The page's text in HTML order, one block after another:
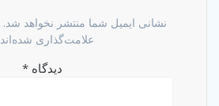
نشانی ایمیل شما منتشر نخواهد شد.
علامت‌گذاری شده‌اند
دیدگاه*